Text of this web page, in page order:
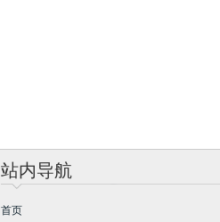
站内导航
首页